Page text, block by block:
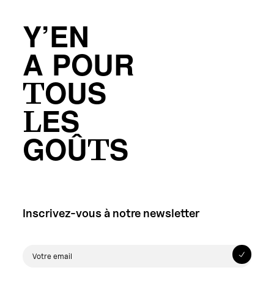
Y’EN
A POUR
TOUS
LES
GOÛTS
Inscrivez-vous à notre newsletter